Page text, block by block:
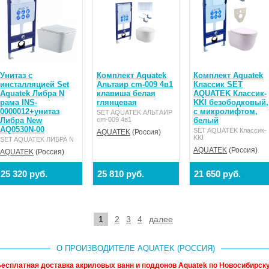
Унитаз с
инсталляцией Set
Aquatek Либра N
рама INS-
0000012+унитаз
Либра New
AQ0530N-00
SET AQUATEK ЛИБРА N
AQUATEK (Россия)
25 320 руб.
Комплект Aquatek
Альтаир cm-009 4в1
клавиша белая
глянцевая
SET AQUATEK АЛЬТАИР
cm-009 4в1
AQUATEK (Россия)
25 810 руб.
Комплект Aquatek
Классик SET
AQUATEK Классик-
KKI безободковый,
с микролифтом,
белый
SET AQUATEK Классик-
KKI
AQUATEK (Россия)
21 650 руб.
1 2 3 4 далее
О ПРОИЗВОДИТЕЛЕ AQUATEK (РОССИЯ)
доставка акриловых ванн и поддонов Aquatek по